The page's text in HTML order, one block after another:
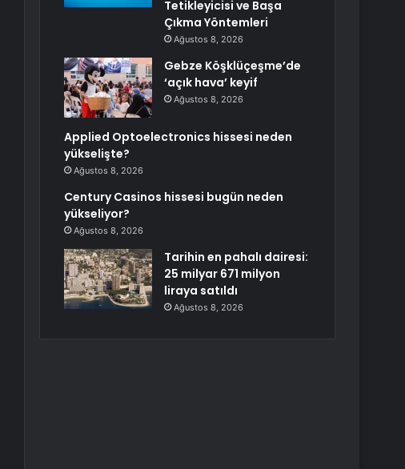
Tetikleyicisi ve Başa
Çıkma Yöntemleri
Ağustos 8, 2026
Gebze Köşklüçeşme’de
‘açık hava’ keyif
Ağustos 8, 2026
Applied Optoelectronics hissesi neden
yükselişte?
Ağustos 8, 2026
Century Casinos hissesi bugün neden
yükseliyor?
Ağustos 8, 2026
Tarihin en pahalı dairesi:
25 milyar 671 milyon
liraya satıldı
Ağustos 8, 2026